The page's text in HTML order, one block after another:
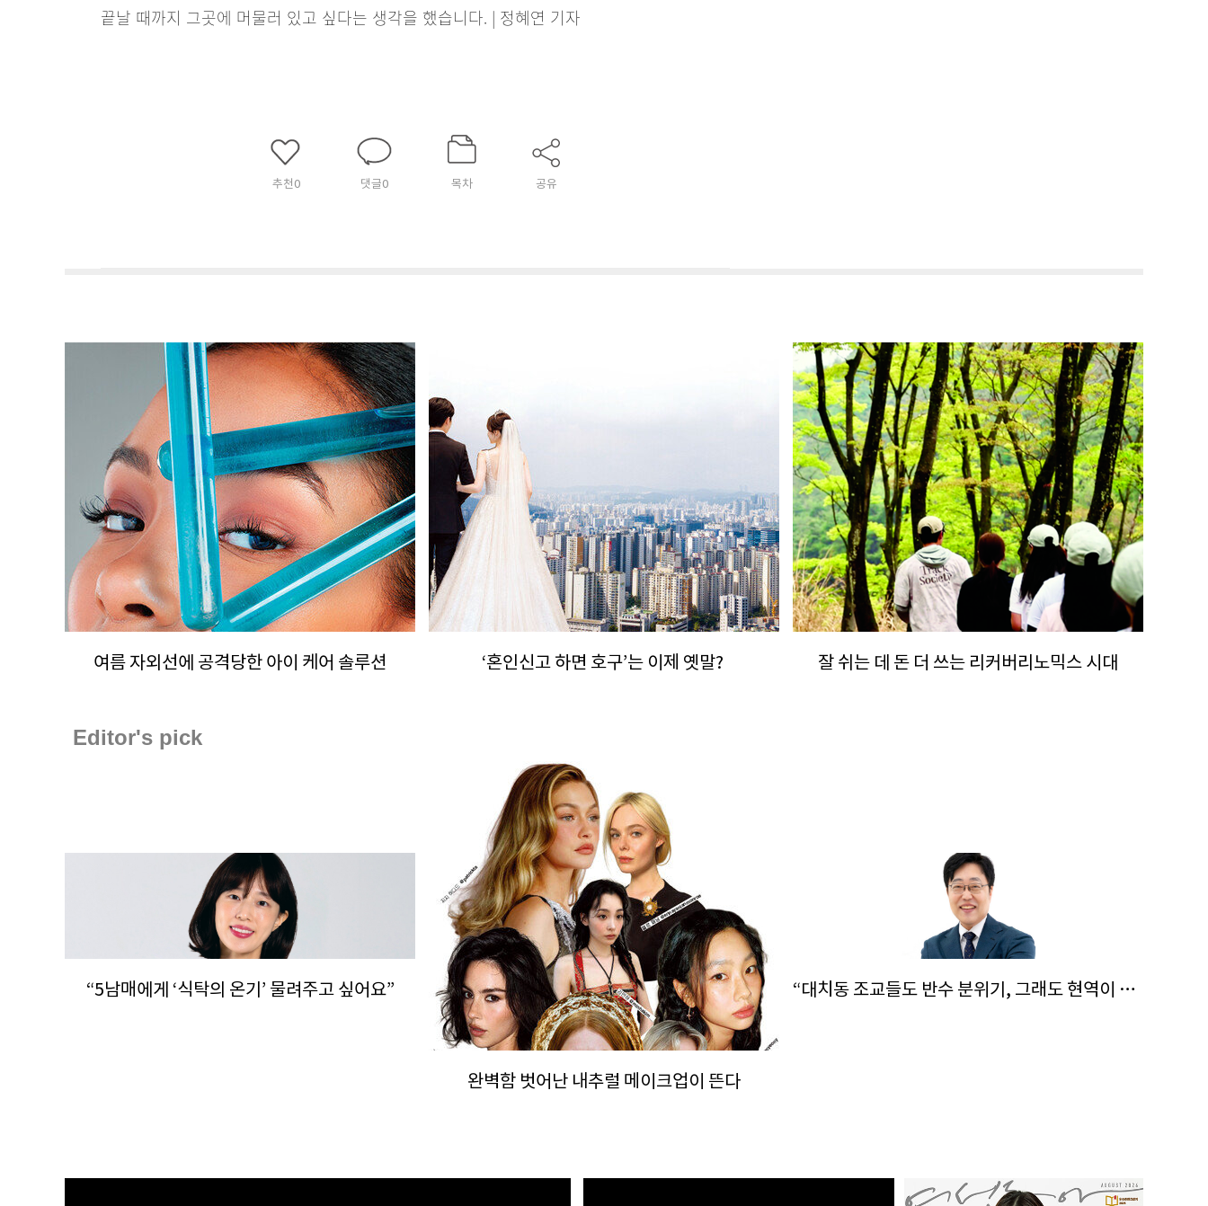
끝날 때까지 그곳에 머물러 있고 싶다는 생각을 했습니다. | 정혜연 기자
추천0 댓글0 목차 공유
여름 자외선에 공격당한 아이 케어 솔루션 ‘혼인신고 하면 호구’는 이제 옛말? 잘 쉬는 데 돈 더 쓰는 리커버리노믹스 시대
Editor's pick
“5남매에게 ‘식탁의 온기’ 물려주고 싶어요”
완벽함 벗어난 내추럴 메이크업이 뜬다
“대치동 조교들도 반수 분위기, 그래도 현역이 불리하지 않은 이유”